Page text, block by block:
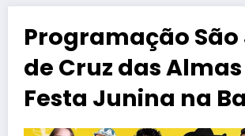
Programação São
de Cruz das Almas
Festa Junina na